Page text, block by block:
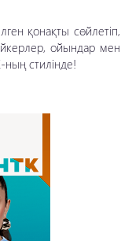
қонақты сөйлетіп,
ойындар мен
стилінде!